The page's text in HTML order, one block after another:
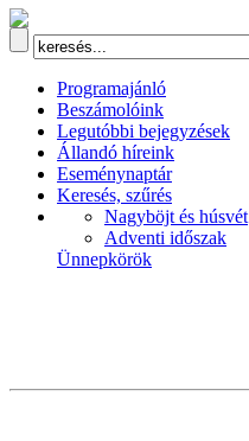
Programajánló
Beszámolóink
Legutóbbi bejegyzések
Állandó híreink
Eseménynaptár
Keresés, szűrés
Nagyböjt és húsvét
Adventi időszak
Ünnepkörök